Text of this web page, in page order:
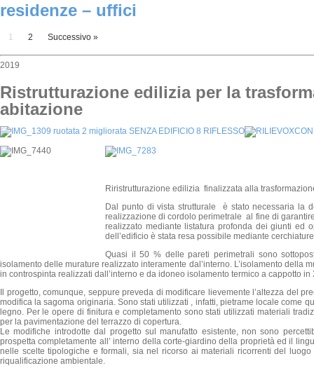
residenze – uffici
1 2 Successivo »
2019
Ristrutturazione edilizia per la
abitazione
Riristrutturazione edilizia finalizzata alla
Dal punto di vista strutturale è stato necessaria la
realizzazione di cordolo perimetrale al fine di
realizzato mediante listatura profonda dei giunti ed
dell’edificio è stata resa possibile mediante
Quasi il 50 % delle pareti perimetrali sono
isolamento delle murature realizzato interamente dal’interno. L’isolamento
in controspinta realizzati dall’interno e da idoneo isolamento termico a cappotto
Il progetto, comunque, seppure preveda di modificare lievemente l’altezza del
modifica la sagoma originaria. Sono stati utilizzati , infatti, pietrame locale come
legno. Per le opere di finitura e completamento sono stati utilizzati materiali
per la pavimentazione del terrazzo di copertura.
Le modifiche introdotte dal progetto sul manufatto esistente, non sono
prospetta completamente all’ interno della corte-giardino della proprietà ed il
nelle scelte tipologiche e formali, sia nel ricorso ai materiali ricorrenti del
riqualificazione ambientale.